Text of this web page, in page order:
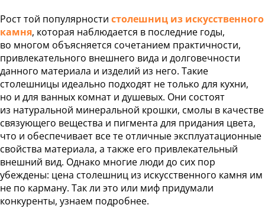
Карта
сайта
Рост той популярности столешниц из искусственного
камня, которая наблюдается в последние годы,
во многом объясняется сочетанием практичности,
привлекательного внешнего вида и долговечности
данного материала и изделий из него. Такие
столешницы идеально подходят не только для кухни,
но и для ванных комнат и душевых. Они состоят
из натуральной минеральной крошки, смолы в качестве
связующего вещества и пигмента для придания цвета,
что и обеспечивает все те отличные эксплуатационные
свойства материала, а также его привлекательный
внешний вид. Однако многие люди до сих пор
убеждены: цена столешниц из искусственного камня им
не по карману. Так ли это или миф придумали
конкуренты, узнаем подробнее.